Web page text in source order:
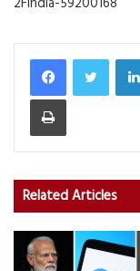
Print
Related Articles